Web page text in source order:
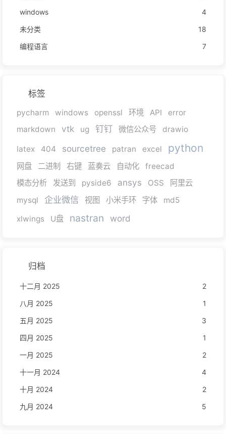
windows
4
未分类
18
编程语言
7
标签
pycharm windows openssl 环境 API
error
markdown
vtk ug 钉钉 微信公众号 drawio
latex 404 sourcetree patran excel python
网盘 二进制 右键 蓝奏云 自动化
freecad
模态分析
发送到 pyside6 ansys OSS
阿里云
mysql
企业微信 视图 小米手环 字体
md5
xlwings
U盘 nastran word
归档
十二月 2025
2
八月 2025
1
五月 2025
3
四月 2025
1
一月 2025
2
十一月 2024
4
十月 2024
2
九月 2024
5